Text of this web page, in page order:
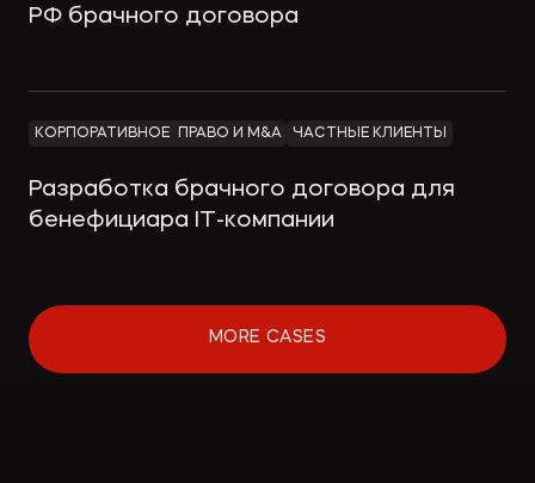
РФ брачного договора
Разработка брачного договора для
бенефициара IT-компании
КОРПОРАТИВНОЕ ПРАВО И M&A ЧАСТНЫЕ КЛИЕНТЫ
MORE CASES